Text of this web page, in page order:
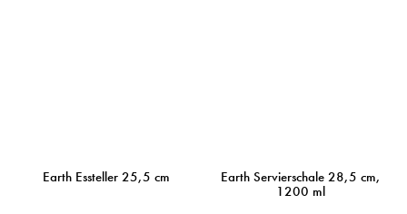
Earth Essteller 25,5 cm
Earth Servierschale 28,5 cm,
1200 ml